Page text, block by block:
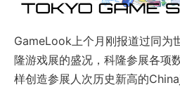
GameLook上个月刚报道过同为
隆游戏展的盛况，科隆参展各项
样创造参展人次历史新高的